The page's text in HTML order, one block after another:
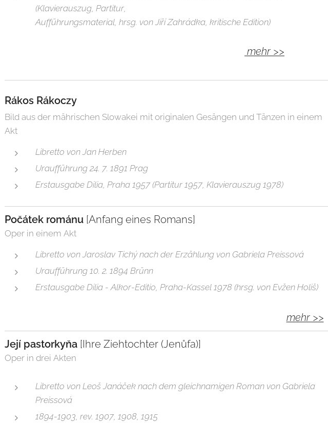
(Klavierauszug, Partitur,
Aufführungsmaterial, hrsg. von Jiří Zahrádka, kritische Edition)
mehr >>
Rákos Rákoczy
Bild aus der mährischen Slowakei mit originalen Gesängen und Tänzen in einem
Akt
Libretto von Jan Herben
Uraufführung 24. 7. 1891 Prag
Erstausgabe Dilia, Praha 1957 (Partitur 1957, Klavierauszug 1978)
Počátek románu [Anfang eines Romans]
Oper in einem Akt
Libretto von Jaroslav Tichý nach der Erzählung von Gabriela Preissová
Uraufführung 10. 2. 1894 Brünn
Erstausgabe Dilia - Alkor-Editio, Praha-Kassel 1978 (hrsg. von Evžen Holiš)
mehr >>
Její pastorkyňa [Ihre Ziehtochter (Jenůfa)]
Oper in drei Akten
Libretto von Leoš Janáček nach dem gleichnamigen Roman von Gabriela
Preissová
1894-1903, rev. 1907, 1908, 1915